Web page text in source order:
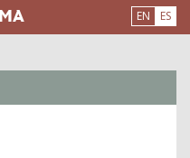
EN ES